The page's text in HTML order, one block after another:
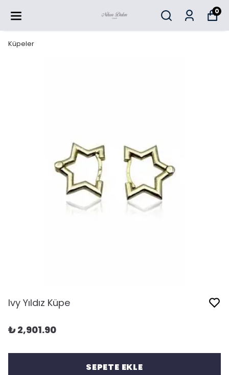
0
Küpeler
Ivy Yıldız Küpe
₺ 2,901.90
SEPETE EKLE